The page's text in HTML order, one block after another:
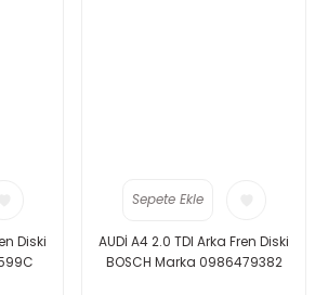
Diski
Sepete Ekle
AUDİ A4 2.0 TDI Arka Fren Diski
BOSCH Marka 0986479382